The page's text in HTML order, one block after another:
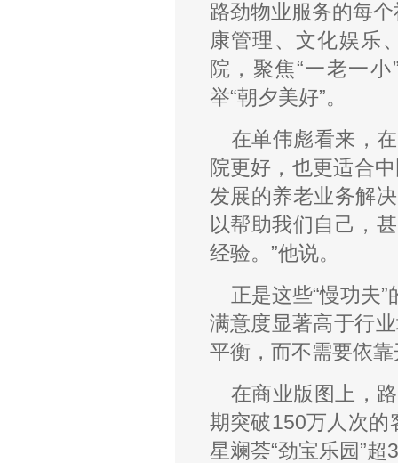
路劲物业服务的每
康管理、文化娱乐
院，聚焦“一老一
举“朝夕美好”。
在单伟彪看来，
院更好，也更适合
发展的养老业务解
以帮助我们自己，
经验。”他说。
正是这些“慢功夫
满意度显著高于行
平衡，而不需要依
在商业版图上，
期突破150万人次的
星斓荟“劲宝乐园”